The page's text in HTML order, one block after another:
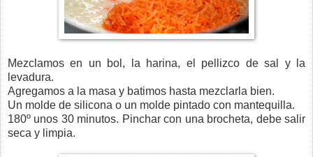
Mezclamos en un bol, la harina, el pellizco de sal y la
levadura.
Agregamos a la masa y batimos hasta mezclarla bien.
Un molde de silicona o un molde pintado con mantequilla.
180º unos 30 minutos. Pinchar con una brocheta, debe salir
seca y limpia.